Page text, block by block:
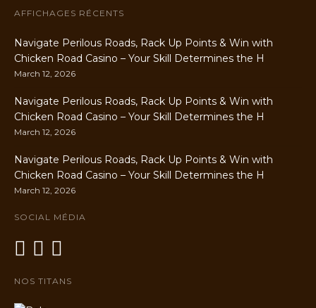
AFFICHAGES RÉCENTS
Navigate Perilous Roads, Rack Up Points & Win with
Chicken Road Casino – Your Skill Determines the H
March 12, 2026
Navigate Perilous Roads, Rack Up Points & Win with
Chicken Road Casino – Your Skill Determines the H
March 12, 2026
Navigate Perilous Roads, Rack Up Points & Win with
Chicken Road Casino – Your Skill Determines the H
March 12, 2026
SOCIAL MÉDIA
NOS TITANS